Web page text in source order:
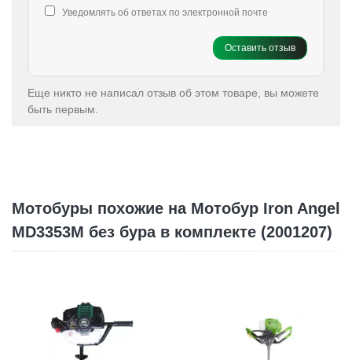
Уведомлять об ответах по электронной почте
Оставить отзыв
Еще никто не написал отзыв об этом товаре, вы можете
быть первым.
Мотобуры похожие на Мотобур Iron Angel
MD3353M без бура в комплекте (2001207)